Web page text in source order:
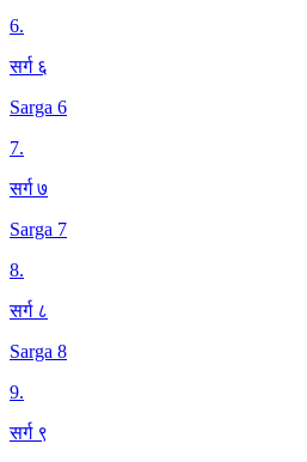
6.
सर्ग ६
Sarga 6
7.
सर्ग ७
Sarga 7
8.
सर्ग ८
Sarga 8
9.
सर्ग ९